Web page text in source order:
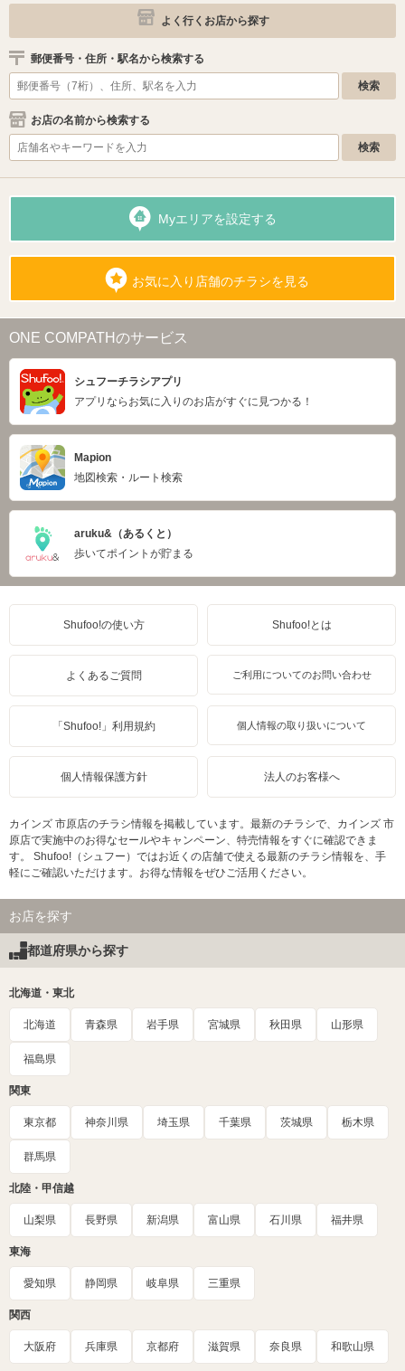
よく行くお店から探す
郵便番号・住所・駅名から検索する
お店の名前から検索する
Myエリアを設定する
お気に入り店舗のチラシを見る
ONE COMPATHのサービス
シュフーチラシアプリ
アプリならお気に入りのお店がすぐに見つかる！
Mapion
地図検索・ルート検索
aruku&（あるくと）
歩いてポイントが貯まる
Shufoo!の使い方 Shufoo!とは
よくあるご質問 ご利用についてのお問い合わせ
「Shufoo!」利用規約 個人情報の取り扱いについて
個人情報保護方針 法人のお客様へ
カインズ 市原店のチラシ情報を掲載しています。最新のチラシで、カインズ 市
原店で実施中のお得なセールやキャンペーン、特売情報をすぐに確認できま
す。 Shufoo!（シュフー）ではお近くの店舗で使える最新のチラシ情報を、手
軽にご確認いただけます。お得な情報をぜひご活用ください。
お店を探す
都道府県から探す
北海道・東北
北海道 青森県 岩手県 宮城県 秋田県 山形県
福島県
関東
東京都 神奈川県 埼玉県 千葉県 茨城県 栃木県
群馬県
北陸・甲信越
山梨県 長野県 新潟県 富山県 石川県 福井県
東海
愛知県 静岡県 岐阜県 三重県
関西
大阪府 兵庫県 京都府 滋賀県 奈良県 和歌山県